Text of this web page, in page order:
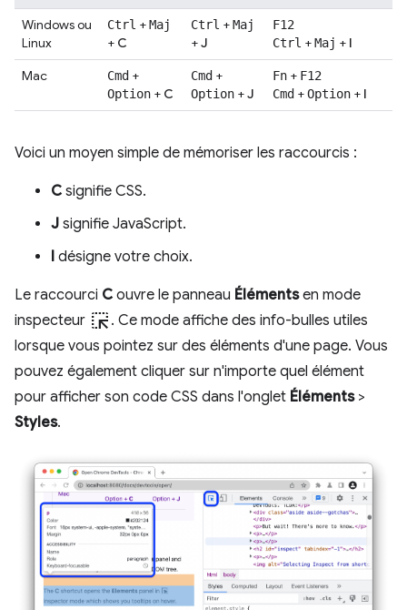
Windows ou
Linux
Ctrl +Maj
+ C
Ctrl +Maj
+J
F12
Ctrl +Maj + I
Mac
Cmd +
Option + C
Cmd +
Option +J
Fn + F12
Cmd +Option + I
Voici un moyen simple de mémoriser les raccourcis :
C signifie CSS.
J signifie JavaScript.
I désigne votre choix.
Le raccourci C ouvre le panneau Élémentsen mode
inspecteur ink_selection . Ce mode affiche des info-bulles utiles
lorsque vous pointez sur des éléments d'une page. Vous
pouvez également cliquer sur n'importe quel élément
pour afficher son code CSS dans l'onglet Éléments>
Styles.